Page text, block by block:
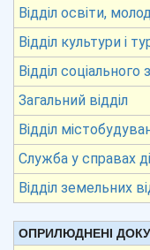
Відділ освіти,
Відділ культури і
Відділ
Загальний відділ
Відділ
Служба у справах
Відділ земельних
ОПРИЛЮДНЕНІ